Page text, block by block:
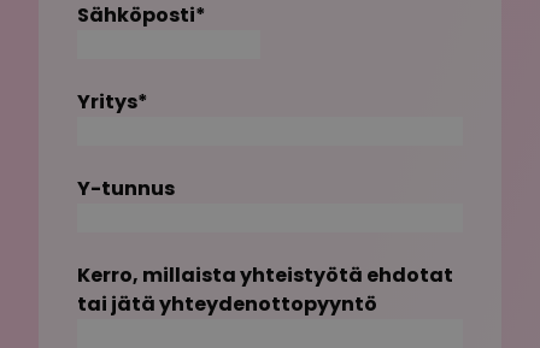
Sähköposti*
Yritys*
Y-tunnus
Kerro, millaista yhteistyötä ehdotat
tai jätä yhteydenottopyyntö